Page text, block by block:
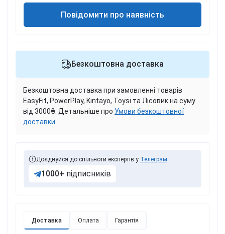
Доставка Оплата Гарантія
Повідомити про наявність
Безкоштовна доставка
Безкоштовна доставка при замовленні товарів
EasyFit, PowerPlay, Kintayo, Toysi та Лісовик на суму
від 3000₴. Детальніше про Умови безкоштовної
доставки
Доєднуйся до спільноти експертів у Телеграм
1000+ підписників